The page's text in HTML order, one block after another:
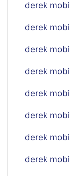
derek
derek
derek
derek
derek
derek
derek
derek